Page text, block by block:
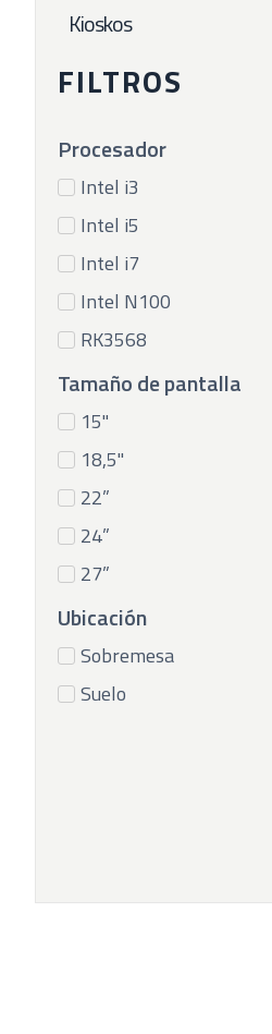
Kioskos
FILTROS
Procesador
Intel i3
Intel i5
Intel i7
Intel N100
RK3568
Tamaño de pantalla
15"
18,5"
22”
24”
27”
Ubicación
Sobremesa
Suelo